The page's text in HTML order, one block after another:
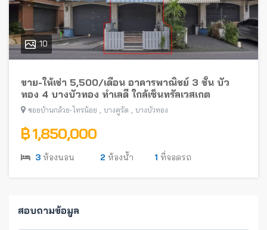
10
ขาย-ให้เช่า 5,500/เดือน อาคารพาณิชย์ 3 ชั้น บัว
ทอง 4 บางบัวทอง ทำเลดี ใกล้เซ็นทรัลเวสเกต
ซอยบ้านกล้วย-ไทรน้อย , บางคูรัด , บางบัวทอง
฿ 1,850,000
3 ห้องนอน 2 ห้องน้ำ 1 ที่จอดรถ
สอบถามข้อมูล